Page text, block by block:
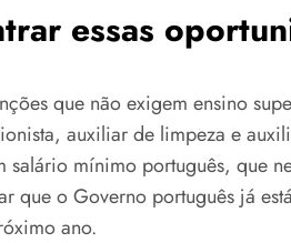
essas
que não exigem ensino
auxiliar de limpeza e
salário mínimo português, que
que o Governo português já
ano.